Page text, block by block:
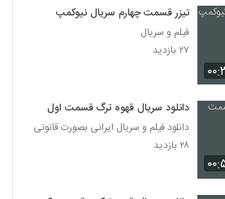
تیزر قسمت چهارم سریال نیوکمپ
فیلم و سریال
۲۷ بازدید
دانلود سریال قهوه ترگ قسمت اول
دانلود فیلم و سریال ایرانی بصورت قانونی
۲۸ بازدید